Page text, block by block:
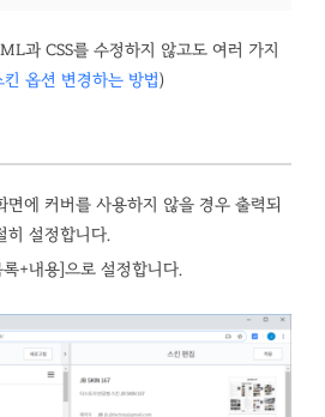
과 CSS를 수정하지 않고도 여러 가지
킨 옵션 변경하는 방법)
면에 커버를 사용하지 않을 경우 출력되
히 설정합니다.
+내용]으로 설정합니다.